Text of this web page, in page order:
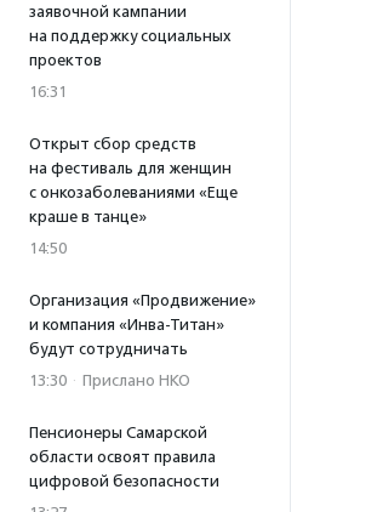
заявочной кампании
на поддержку социальных
проектов
16:31
Открыт сбор средств
на фестиваль для женщин
с онкозаболеваниями «Еще
краше в танце»
14:50
Организация «Продвижение»
и компания «Инва-Титан»
будут сотрудничать
13:30 · Прислано НКО
Пенсионеры Самарской
области освоят правила
цифровой безопасности